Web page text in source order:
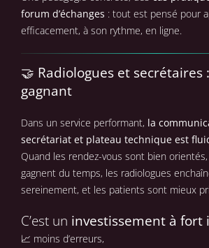
forum d’échanges : tout est pensé pour
efficacement, à son rythme, en ligne.
🤝 Radiologues et secrétaires
gagnant
Dans un service performant, la
secrétariat et plateau technique est
Quand les rendez-vous sont bien
gagnent du temps, les radiologues
sereinement, et les patients sont mieux
C’est un investissement à fort
📈 moins d’erreurs,